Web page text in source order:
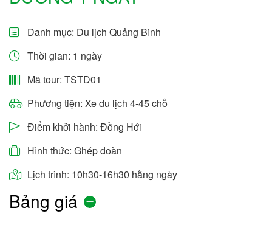
Danh mục: Du lịch Quảng Bình
Thời gian: 1 ngày
Mã tour: TSTD01
Phương tiện: Xe du lịch 4-45 chỗ
Điểm khởi hành: Đồng Hới
Hình thức: Ghép đoàn
Lịch trình: 10h30-16h30 hằng ngày
Bảng giá